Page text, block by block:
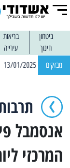
ביטחון בריאות
חינוך
עירייה
מבזקים
אנסמבל
המרכזי